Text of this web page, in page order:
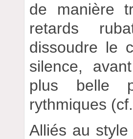
de manière
retards
dissoudre le
silence,
plus belle
rythmiques
Alliés au